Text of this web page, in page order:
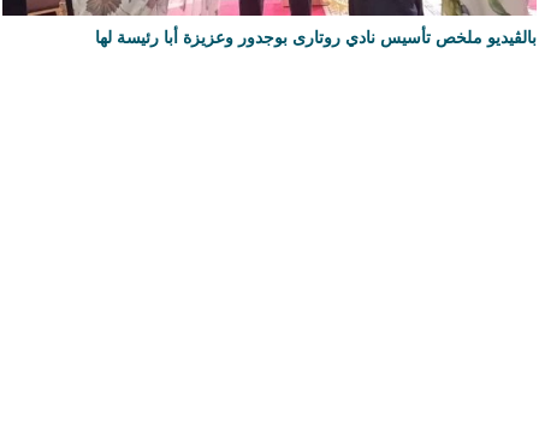
بالڨيديو ملخص تأسيس نادي روتارى بوجدور وعزيزة أبا رئيسة لها